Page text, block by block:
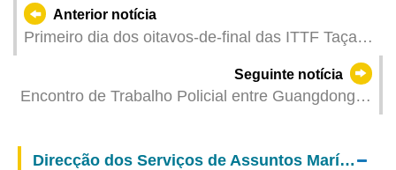
Anterior notícia
Primeiro dia dos oitavos-de-final das ITTF Taças
Mundiais Masculina e Feminina de Macau 2026,
apresentadas pelo Galaxy Entertainment Group
Seguinte notícia
Encontro de Trabalho Policial entre Guangdong e
cooperação no combate ao crime transfronteiriço
Direcção dos Serviços de Assuntos Marítimos e de Água